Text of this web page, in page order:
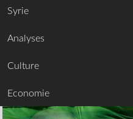
Syrie
Analyses
Culture
Economie